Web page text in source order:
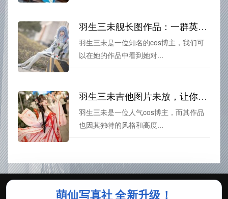
羽生三未舰长图作品：一群英勇舰长的风采。
羽生三未是一位知名的cos博主，我们可
以在她的作品中看到她对...
羽生三未吉他图片未放，让你在今天到达个性的高度
羽生三未是一位人气cos博主，而其作品
也因其独特的风格和高度...
萌仙写真社 全新升级！